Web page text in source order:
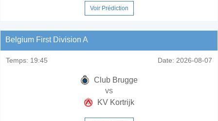
Voir Prédiction
Belgium First Division A
Temps: 19:45 Date: 2026-08-07
Club Brugge
vs
KV Kortrijk